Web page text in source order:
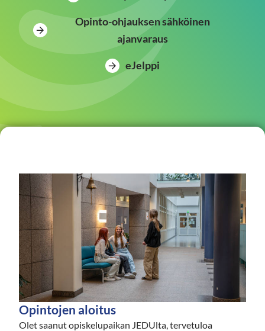
Opinto-ohjauksen sähköinen
ajanvaraus
eJelppi
Opintojen aloitus
Olet saanut opiskelupaikan JEDUlta, tervetuloa